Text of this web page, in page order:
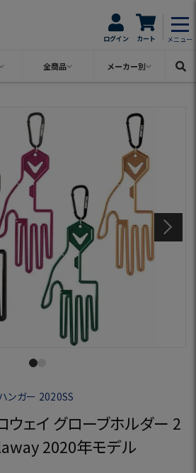
ログイン カート メニュー
全商品 メーカー別
ンガー 2020SS
ウェイ グローブホルダー 2
2020年モデル